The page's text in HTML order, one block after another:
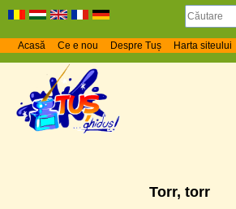
Acasă Ce e nou Despre Tuș Harta siteului
Torr, torr